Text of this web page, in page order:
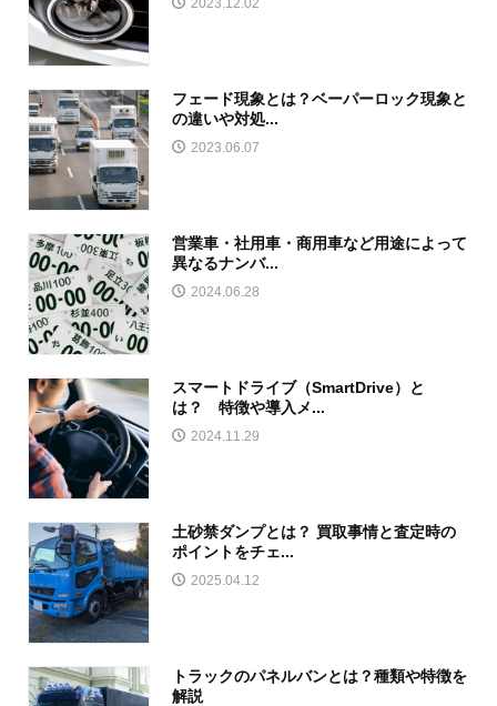
フェード現象とは？ベーパーロック現象と
の違いや対処...
2023.06.07
営業車・社用車・商用車など用途によって
異なるナンバ...
2024.06.28
スマートドライブ（SmartDrive）と
は？ 特徴や導入メ...
2024.11.29
土砂禁ダンプとは？ 買取事情と査定時の
ポイントをチェ...
2025.04.12
トラックのパネルバンとは？種類や特徴を
解説